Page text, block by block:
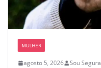
MULHER
agosto 5, 2026 Sou Segura